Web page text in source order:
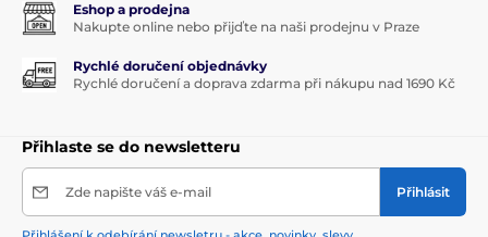
Eshop a prodejna
Nakupte online nebo přijďte na naši prodejnu v Praze
Rychlé doručení objednávky
Rychlé doručení a doprava zdarma při nákupu nad 1690 Kč
Přihlaste se do newsletteru
Zde napište váš e-mail Přihlásit